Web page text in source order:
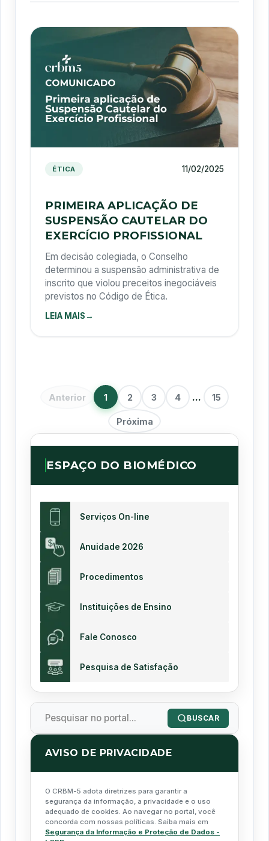
ÉTICA 11/02/2025
PRIMEIRA APLICAÇÃO DE
SUSPENSÃO CAUTELAR DO
EXERCÍCIO PROFISSIONAL
Em decisão colegiada, o Conselho
determinou a suspensão administrativa de
inscrito que violou preceitos inegociáveis
previstos no Código de Ética.
LEIA MAIS→
Anterior 1 2 3 4 ... 15
Próxima
ESPAÇO DO BIOMÉDICO
Serviços On-line
Anuidade 2026
Procedimentos
Instituições de Ensino
Fale Conosco
Pesquisa de Satisfação
BUSCAR
AVISO DE PRIVACIDADE
O CRBM-5 adota diretrizes para garantir a
segurança da informação, a privacidade e o uso
adequado de cookies. Ao navegar no portal, você
concorda com nossas políticas. Saiba mais em
Segurança da Informação e Proteção de Dados -